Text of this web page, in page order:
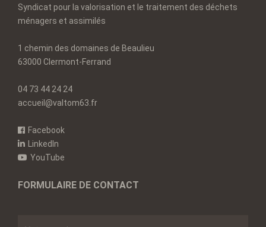
Syndicat pour la valorisation et le traitement des déchets
ménagers et assimilés
1 chemin des domaines de Beaulieu
63000 Clermont-Ferrand
04 73 44 24 24
accueil@valtom63.fr
Facebook
LinkedIn
YouTube
FORMULAIRE DE CONTACT